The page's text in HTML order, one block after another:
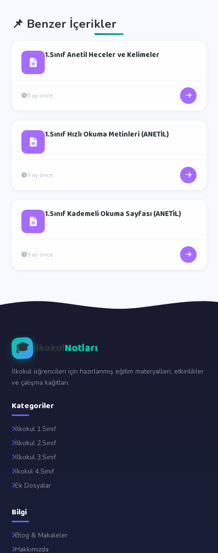
📌 Benzer İçerikler
1.Sınıf Anetil Heceler ve Kelimeler
9 ay önce
1.Sınıf Hızlı Okuma Metinleri (ANETİL)
9 ay önce
1.Sınıf Kademeli Okuma Sayfası (ANETİL)
9 ay önce
🎓 İlkokulNotları
İlkokul öğrencileri için hazırlanmış eğitim materyalleri, etkinlikler
ve çalışma kağıtları.
Kategoriler
İlkokul 1.Sınıf
İlkokul 2.Sınıf
İlkokul 3.Sınıf
İkokul 4.Sınıf
Ek Dosyalar
Bilgi
Blog & Makaleler
Hakkımızda